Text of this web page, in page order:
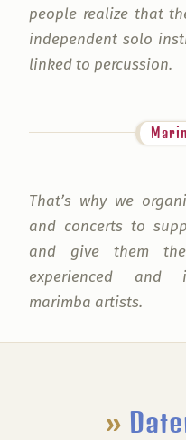
people realize that
independent solo
linked to percussion.
That’s why we
and concerts to
and give them
experienced and
marimba artists.
»